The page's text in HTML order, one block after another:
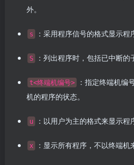
外。
s ：采用程序信号的格式显示程
S ：列出程序时，包括已中断的
t<终端机编号>
：指定终端机编
机的程序的状态。
u ：以用户为主的格式来显示程
x ：显示所有程序，不以终端机